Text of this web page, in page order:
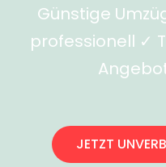
Günstige
professionell ✓
JETZT